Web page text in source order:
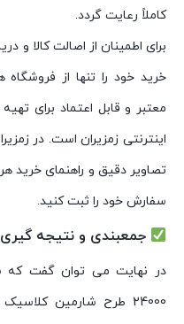
کاملاً رعایت گردد.
برای اطمینان از اصالت کالا و
خرید خود را تنها از فروشگاه
معتبر و قابل اعتماد برای
اینترنتی زمزیران است. در
تصاویر دقیق و راهنمای خرید
سفارش خود را ثبت کنید.
جمعبندی و نتیجه گیری
در نهایت می توان گفت که
24000 طرح شارمین